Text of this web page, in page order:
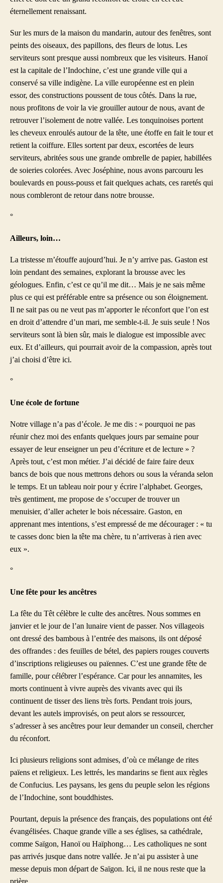
éternellement renaissant.
Sur les murs de la maison du mandarin, autour des fenêtres, sont
peints des oiseaux, des papillons, des fleurs de lotus. Les
serviteurs sont presque aussi nombreux que les visiteurs. Hanoï
est la capitale de l’Indochine, c’est une grande ville qui a
conservé sa ville indigène. La ville européenne est en plein
essor, des constructions poussent de tous côtés. Dans la rue,
nous profitons de voir la vie grouiller autour de nous, avant de
retrouver l’isolement de notre vallée. Les tonquinoises portent
les cheveux enroulés autour de la tête, une étoffe en fait le tour et
retient la coiffure. Elles sortent par deux, escortées de leurs
serviteurs, abritées sous une grande ombrelle de papier, habillées
de soieries colorées. Avec Joséphine, nous avons parcouru les
boulevards en pouss-pouss et fait quelques achats, ces raretés qui
nous combleront de retour dans notre brousse.
°
Ailleurs, loin…
La tristesse m’étouffe aujourd’hui. Je n’y arrive pas. Gaston est
loin pendant des semaines, explorant la brousse avec les
géologues. Enfin, c’est ce qu’il me dit… Mais je ne sais même
plus ce qui est préférable entre sa présence ou son éloignement.
Il ne sait pas ou ne veut pas m’apporter le réconfort que l’on est
en droit d’attendre d’un mari, me semble-t-il. Je suis seule ! Nos
serviteurs sont là bien sûr, mais le dialogue est impossible avec
eux. Et d’ailleurs, qui pourrait avoir de la compassion, après tout
j’ai choisi d’être ici.
°
Une école de fortune
Notre village n’a pas d’école. Je me dis : « pourquoi ne pas
réunir chez moi des enfants quelques jours par semaine pour
essayer de leur enseigner un peu d’écriture et de lecture » ?
Après tout, c’est mon métier. J’ai décidé de faire faire deux
bancs de bois que nous mettrons dehors ou sous la véranda selon
le temps. Et un tableau noir pour y écrire l’alphabet. Georges,
très gentiment, me propose de s’occuper de trouver un
menuisier, d’aller acheter le bois nécessaire. Gaston, en
apprenant mes intentions, s’est empressé de me décourager : « tu
te casses donc bien la tête ma chère, tu n’arriveras à rien avec
eux ».
°
Une fête pour les ancêtres
La fête du Têt célèbre le culte des ancêtres. Nous sommes en
janvier et le jour de l’an lunaire vient de passer. Nos villageois
ont dressé des bambous à l’entrée des maisons, ils ont déposé
des offrandes : des feuilles de bétel, des papiers rouges couverts
d’inscriptions religieuses ou païennes. C’est une grande fête de
famille, pour célébrer l’espérance. Car pour les annamites, les
morts continuent à vivre auprès des vivants avec qui ils
continuent de tisser des liens très forts. Pendant trois jours,
devant les autels improvisés, on peut alors se ressourcer,
s’adresser à ses ancêtres pour leur demander un conseil, chercher
du réconfort.
Ici plusieurs religions sont admises, d’où ce mélange de rites
païens et religieux. Les lettrés, les mandarins se fient aux règles
de Confucius. Les paysans, les gens du peuple selon les régions
de l’Indochine, sont bouddhistes.
Pourtant, depuis la présence des français, des populations ont été
évangélisées. Chaque grande ville a ses églises, sa cathédrale,
comme Saïgon, Hanoï ou Haïphong… Les catholiques ne sont
pas arrivés jusque dans notre vallée. Je n’ai pu assister à une
messe depuis mon départ de Saïgon. Ici, il ne nous reste que la
prière.